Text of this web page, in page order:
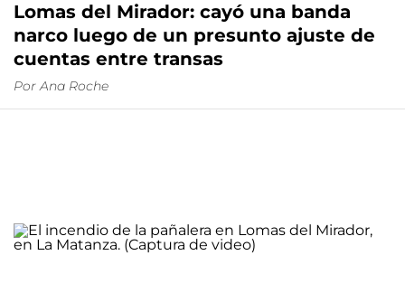
Lomas del Mirador: cayó una banda
narco luego de un presunto ajuste de
cuentas entre transas
Por Ana Roche